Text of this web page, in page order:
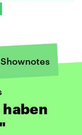
Shownotes